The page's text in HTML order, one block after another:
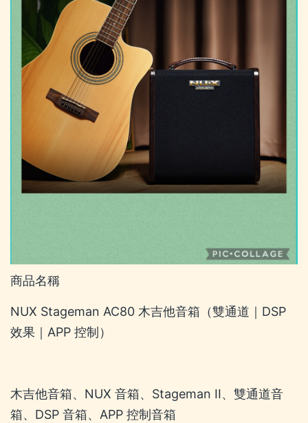
商品名稱
NUX Stageman AC80 木吉他音箱（雙通道｜DSP
效果｜APP 控制）
木吉他音箱、NUX 音箱、Stageman II、雙通道音
箱、DSP 音箱、APP 控制音箱